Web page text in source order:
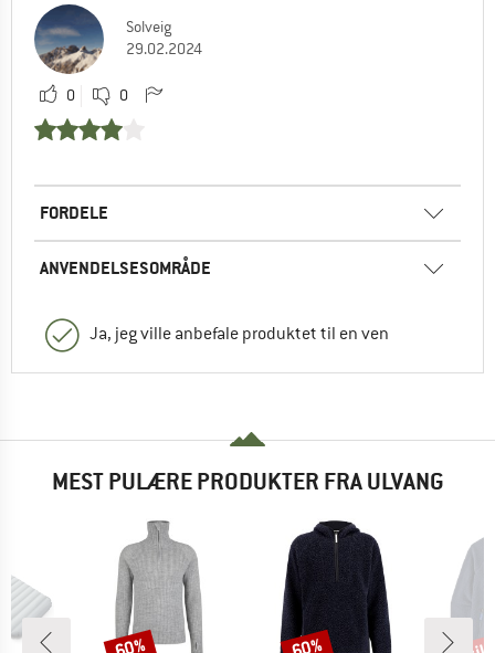
Solveig
29.02.2024
0 0
FORDELE
ANVENDELSESOMRÅDE
Ja, jeg ville anbefale produktet til en ven
MEST PULÆRE PRODUKTER FRA ULVANG
Rabat Rabat